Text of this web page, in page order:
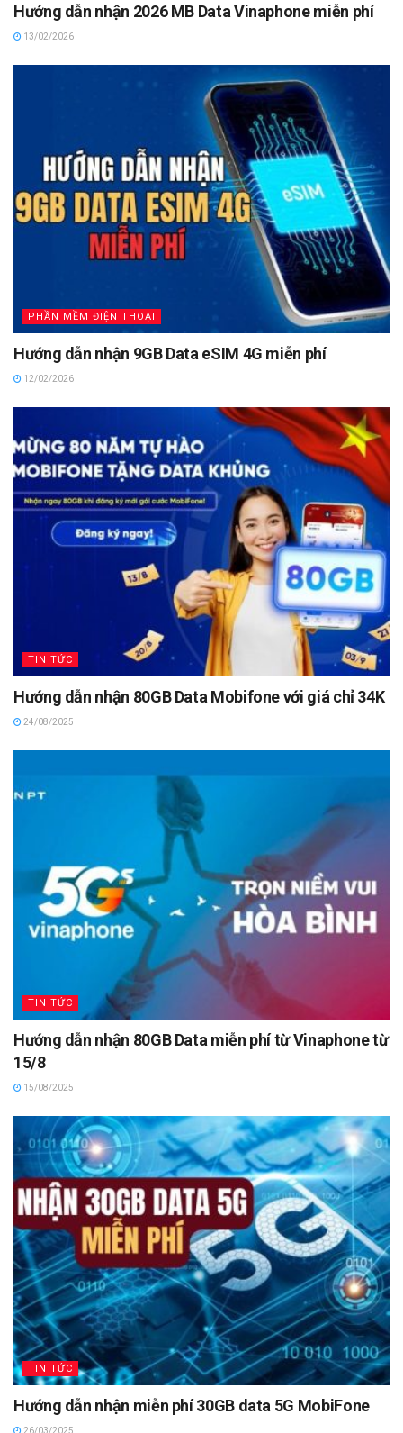
Hướng dẫn nhận 2026 MB Data Vinaphone miễn phí
13/02/2026
PHẦN MỀM ĐIỆN THOẠI
Hướng dẫn nhận 9GB Data eSIM 4G miễn phí
12/02/2026
TIN TỨC
Hướng dẫn nhận 80GB Data Mobifone với giá chỉ 34K
24/08/2025
TIN TỨC
Hướng dẫn nhận 80GB Data miễn phí từ Vinaphone từ
15/8
15/08/2025
TIN TỨC
Hướng dẫn nhận miễn phí 30GB data 5G MobiFone
26/03/2025